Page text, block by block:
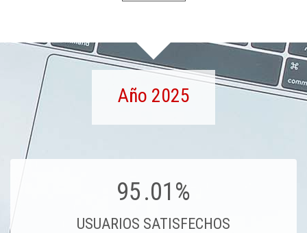
Año 2025
95.01%
USUARIOS SATISFECHOS